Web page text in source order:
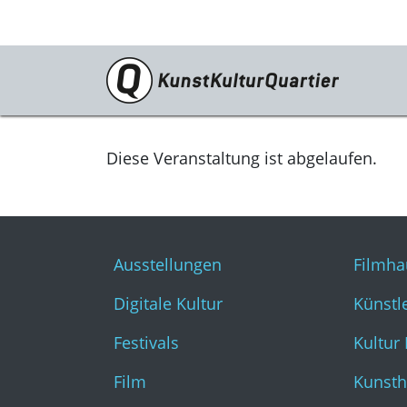
Programm
Ausstellungen
Film
Literatur & Diskurs
Musik
Diese Veranstaltung ist abgelaufen.
Ausstellungen
Digitale Kultur
Festivals
Film
Kultur